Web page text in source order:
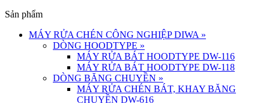
Sản phẩm
MÁY RỬA CHÉN CÔNG NGHIỆP DIWA »
DÒNG HOODTYPE »
MÁY RỬA BÁT HOODTYPE DW-116
MÁY RỬA BÁT HOODTYPE DW-118
DÒNG BĂNG CHUYỀN »
MÁY RỬA CHÉN BÁT, KHAY BĂNG
CHUYỀN DW-616